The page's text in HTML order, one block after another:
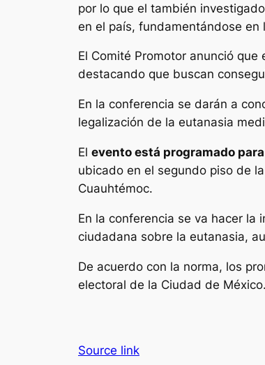
por lo que el también
en el país, fundamentándose
El Comité Promotor anunció que
destacando que buscan
En la conferencia se darán a
legalización de la eutanasia
El evento está programado
ubicado en el segundo piso de
Cuauhtémoc.
En la conferencia se va hacer la
ciudadana sobre la eutanasia,
De acuerdo con la norma, los
electoral de la Ciudad de México.
Source link